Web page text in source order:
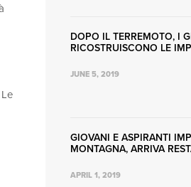
DOPO IL TERREMOTO, I
RICOSTRUISCONO LE
JUNE 5, 2019
GIOVANI E ASPIRANTI
MONTAGNA, ARRIVA
APRIL 1, 2019